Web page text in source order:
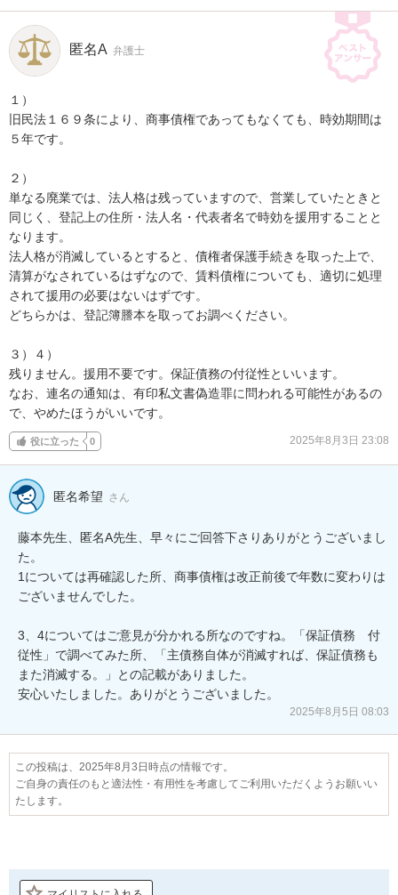
匿名A 弁護士
１）
旧民法１６９条により、商事債権であってもなくても、時効期間は
５年です。
２）
単なる廃業では、法人格は残っていますので、営業していたときと
同じく、登記上の住所・法人名・代表者名で時効を援用することと
なります。
法人格が消滅しているとすると、債権者保護手続きを取った上で、
清算がなされているはずなので、賃料債権についても、適切に処理
されて援用の必要はないはずです。
どちらかは、登記簿謄本を取ってお調べください。
３）４）
残りません。援用不要です。保証債務の付従性といいます。
なお、連名の通知は、有印私文書偽造罪に問われる可能性があるの
で、やめたほうがいいです。
役に立った 0 2025年8月3日 23:08
匿名希望 さん
藤本先生、匿名A先生、早々にご回答下さりありがとうございまし
た。
1については再確認した所、商事債権は改正前後で年数に変わりは
ございませんでした。
3、4についてはご意見が分かれる所なのですね。「保証債務　付
従性」で調べてみた所、「主債務自体が消滅すれば、保証債務も
また消滅する。」との記載がありました。
安心いたしました。ありがとうございました。
2025年8月5日 08:03
この投稿は、2025年8月3日時点の情報です。
ご自身の責任のもと適法性・有用性を考慮してご利用いただくようお願いい
たします。